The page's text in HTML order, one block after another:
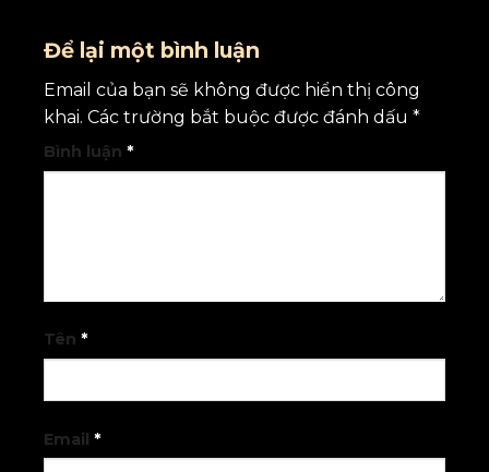
Để lại một bình luận
Email của bạn sẽ không được hiển thị công
khai. Các trường bắt buộc được đánh dấu *
Bình luận *
Tên *
Email *